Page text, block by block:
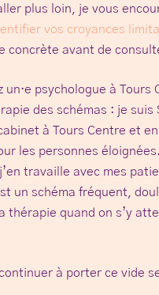
plus loin, je vous
vos croyances
concrète avant de
un·e psychologue à Tours
des schémas : je suis
à Tours Centre et en
les personnes
travaille avec mes
un schéma fréquent,
thérapie quand on s’y
à porter ce vide